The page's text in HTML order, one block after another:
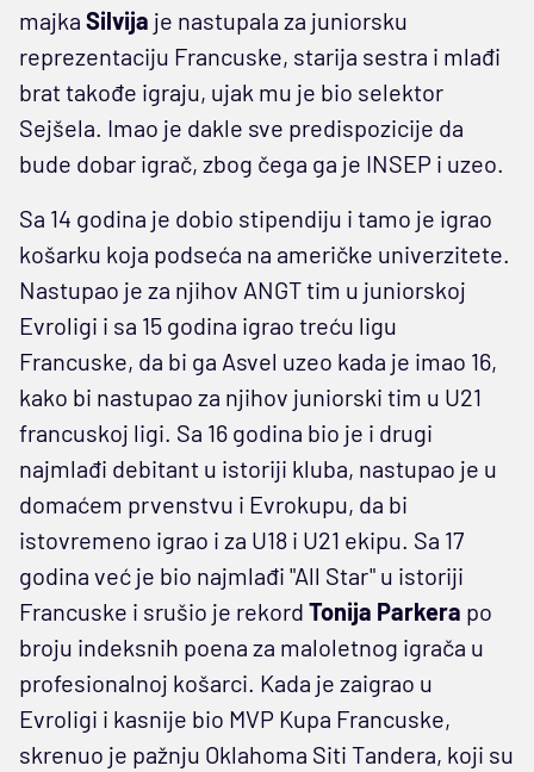
majka Silvija je nastupala za juniorsku
reprezentaciju Francuske, starija sestra i mlađi
brat takođe igraju, ujak mu je bio selektor
Sejšela. Imao je dakle sve predispozicije da
bude dobar igrač, zbog čega ga je INSEP i uzeo.
Sa 14 godina je dobio stipendiju i tamo je igrao
košarku koja podseća na američke univerzitete.
Nastupao je za njihov ANGT tim u juniorskoj
Evroligi i sa 15 godina igrao treću ligu
Francuske, da bi ga Asvel uzeo kada je imao 16,
kako bi nastupao za njihov juniorski tim u U21
francuskoj ligi. Sa 16 godina bio je i drugi
najmlađi debitant u istoriji kluba, nastupao je u
domaćem prvenstvu i Evrokupu, da bi
istovremeno igrao i za U18 i U21 ekipu. Sa 17
godina već je bio najmlađi "All Star" u istoriji
Francuske i srušio je rekord Tonija Parkera po
broju indeksnih poena za maloletnog igrača u
profesionalnoj košarci. Kada je zaigrao u
Evroligi i kasnije bio MVP Kupa Francuske,
skrenuo je pažnju Oklahoma Siti Tandera, koji su